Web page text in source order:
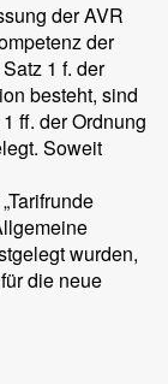
der AVR
der
1 f. der
besteht, sind
ff. der Ordnung
Soweit
wurden,
die neue